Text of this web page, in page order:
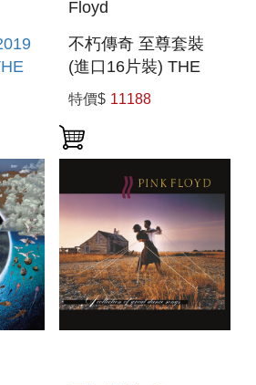
Floyd
不朽傳奇 至尊套裝
(進口16片裝) THE
LATER YEARS
特價$ 11188